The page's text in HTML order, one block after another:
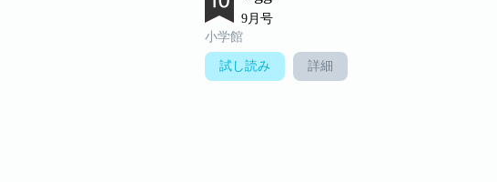
9月号
小学館
試し読み 詳細